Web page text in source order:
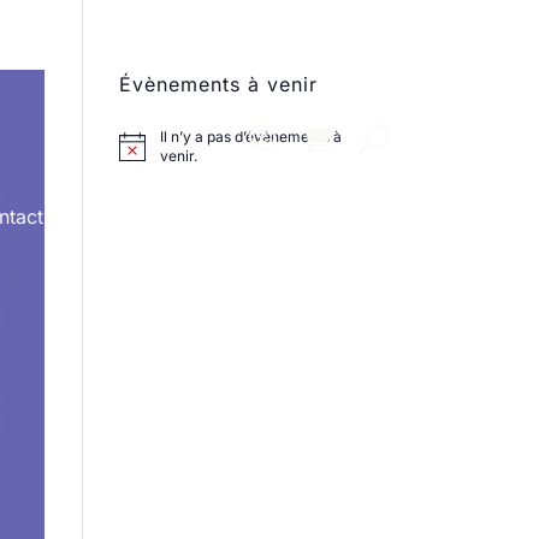
Évènements à venir
Il n’y a pas d’évènements à
venir.